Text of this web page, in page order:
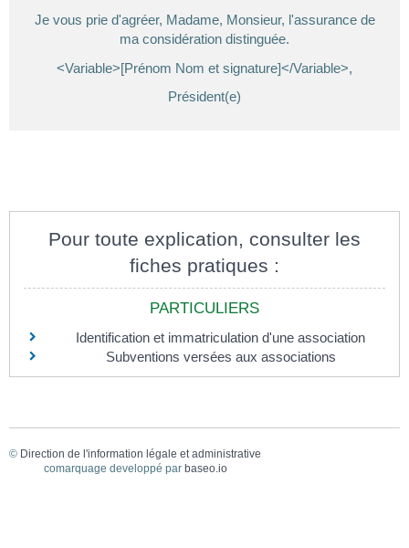
Je vous prie d'agréer, Madame, Monsieur, l'assurance de
ma considération distinguée.
<Variable>[Prénom Nom et signature]</Variable>,
Président(e)
Pour toute explication, consulter les
fiches pratiques :
PARTICULIERS
Identification et immatriculation d'une association
Subventions versées aux associations
© Direction de l'information légale et administrative
comarquage developpé par baseo.io